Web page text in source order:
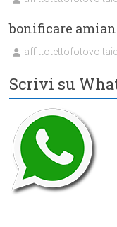
bonificare
Scrivi su